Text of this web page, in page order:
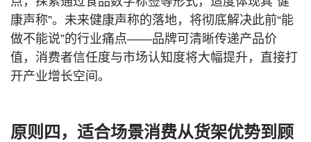
康声称”。未来健康声称的落地，将彻底解决此前“能
做不能说”的行业痛点——品牌可清晰传递产品价
值，消费者信任度与市场认知度将大幅提升，直接打
开产业增长空间。
原则四，适合场景消费从货架优势到顾